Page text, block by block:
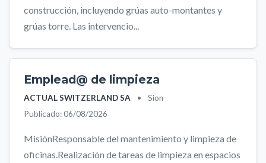
construcción, incluyendo grúas auto-montantes y
grúas torre. Las intervencio...
Emplead@ de limpieza
ACTUAL SWITZERLAND SA •
Sion
Publicado: 06/08/2026
MisiónResponsable del mantenimiento y limpieza de
oficinas.Realización de tareas de limpieza en espacios